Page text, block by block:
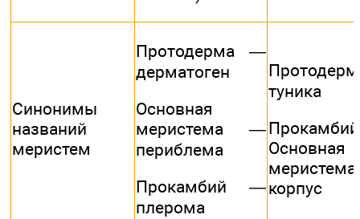
Синонимы
названий
меристем
Протодерма —
дерматоген
Основная
меристема —
периблема
Прокамбий —
плерома
туника
Основная
корпус